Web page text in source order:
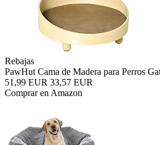
Rebajas
PawHut Cama de Madera para Perros
51,99 EUR 33,57 EUR
Comprar en Amazon